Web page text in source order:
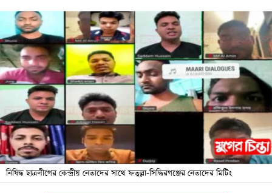
নগর
জুড়ে
নগরের
বাইরে
আদালতপাড়া
জনদুর্ভোগ
বিশেষ
সংবাদ
শিক্ষা
নিষিদ্ধ ছাত্রলীগের কেন্দ্রীয় নেতাদের সাথে ফতুল্লা-সিদ্ধিরগঞ্জের নেতাদের মিটিং